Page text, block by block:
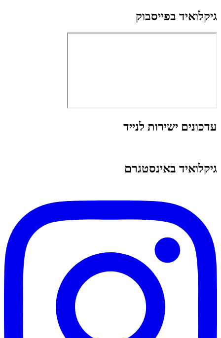
גיקלואיד בפייסבוק
עדכונים ישירות לנייד
גיקלואיד באינסטגרם